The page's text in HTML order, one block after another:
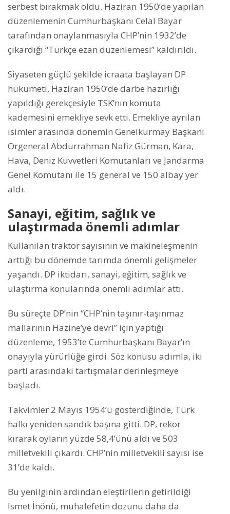
serbest bırakmak oldu. Haziran 1950’de yapılan
düzenlemenin Cumhurbaşkanı Celal Bayar
tarafından onaylanmasıyla CHP’nin 1932’de
çıkardığı “Türkçe ezan düzenlemesi” kaldırıldı.
Siyaseten güçlü şekilde icraata başlayan DP
hükümeti, Haziran 1950’de darbe hazırlığı
yapıldığı gerekçesiyle TSK’nın komuta
kademesini emekliye sevk etti. Emekliye ayrılan
isimler arasında dönemin Genelkurmay Başkanı
Orgeneral Abdurrahman Nafiz Gürman, Kara,
Hava, Deniz Kuvvetleri Komutanları ve Jandarma
Genel Komutanı ile 15 general ve 150 albay yer
aldı.
Sanayi, eğitim, sağlık ve
ulaştırmada önemli adımlar
Kullanılan traktör sayısının ve makineleşmenin
arttığı bu dönemde tarımda önemli gelişmeler
yaşandı. DP iktidarı, sanayi, eğitim, sağlık ve
ulaştırma konularında önemli adımlar attı.
Bu süreçte DP’nin “CHP’nin taşınır-taşınmaz
mallarının Hazine’ye devri” için yaptığı
düzenleme, 1953’te Cumhurbaşkanı Bayar’ın
onayıyla yürürlüğe girdi. Söz konusu adımla, iki
parti arasındaki tartışmalar derinleşmeye
başladı.
Takvimler 2 Mayıs 1954’ü gösterdiğinde, Türk
halkı yeniden sandık başına gitti. DP, rekor
kırarak oyların yüzde 58,4’ünü aldı ve 503
milletvekili çıkardı. CHP’nin milletvekili sayısı ise
31’de kaldı.
Bu yenilginin ardından eleştirilerin getirildiği
İsmet İnönü, muhalefetin dozunu daha da